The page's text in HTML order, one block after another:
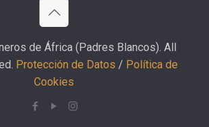
de África (Padres Blancos). All
Protección de Datos / Política de
Cookies